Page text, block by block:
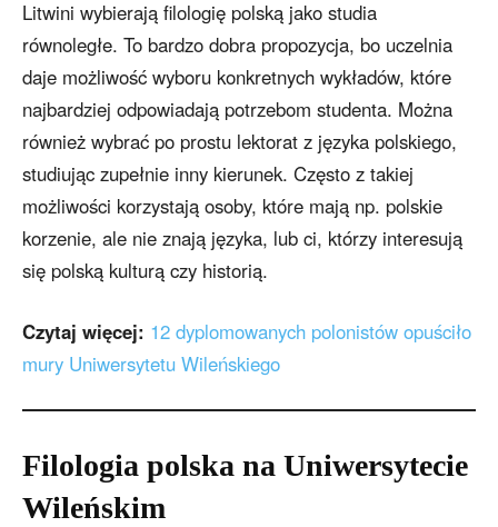
Litwini wybierają filologię polską jako studia
równoległe. To bardzo dobra propozycja, bo uczelnia
daje możliwość wyboru konkretnych wykładów, które
najbardziej odpowiadają potrzebom studenta. Można
również wybrać po prostu lektorat z języka polskiego,
studiując zupełnie inny kierunek. Często z takiej
możliwości korzystają osoby, które mają np. polskie
korzenie, ale nie znają języka, lub ci, którzy interesują
się polską kulturą czy historią.
Czytaj więcej: 12 dyplomowanych polonistów opuściło
mury Uniwersytetu Wileńskiego
Filologia polska na Uniwersytecie
Wileńskim